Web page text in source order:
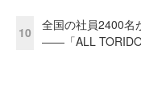
10
全国の社員2400名
――「ALL